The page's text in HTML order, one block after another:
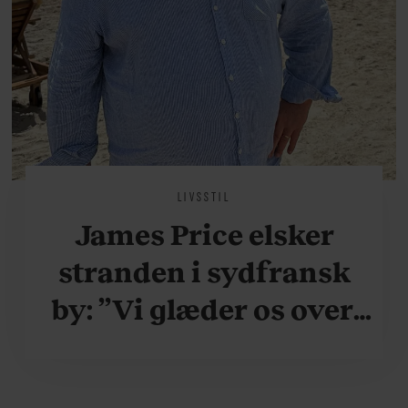
LIVSSTIL
James Price elsker
stranden i sydfransk
by: ”Vi glæder os over,